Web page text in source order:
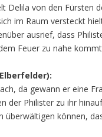
Delila von den Fürsten
im Raum versteckt
ausrief, dass
Feuer zu nahe
da gewann er eine
der Philister zu ihr
überwältigen können,